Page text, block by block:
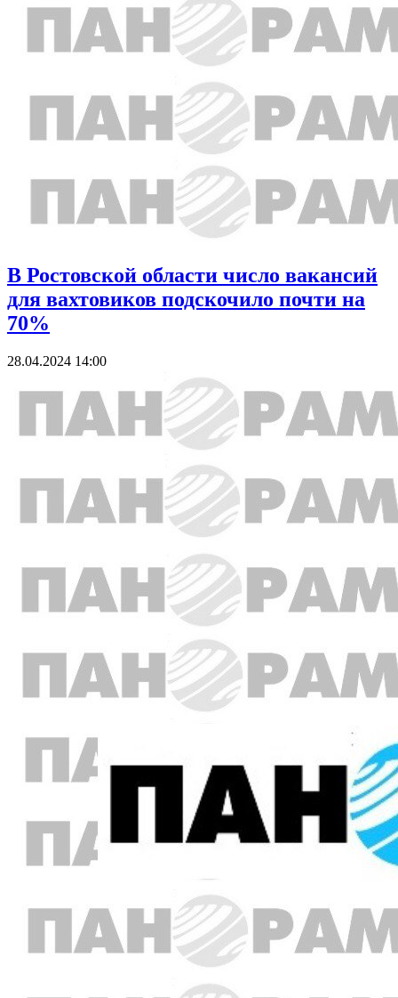
В Ростовской области число вакансий
для вахтовиков подскочило почти на
70%
28.04.2024 14:00